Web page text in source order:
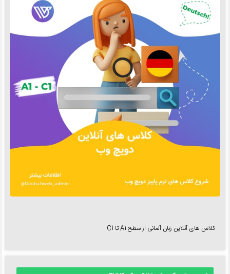
کلاس های آنلاین زبان آلمانی از سطح A1 تا C1